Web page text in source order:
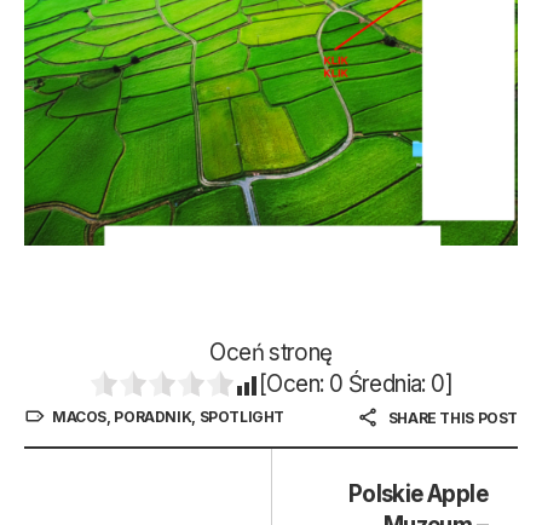
Oceń stronę
[Ocen: 0 Średnia: 0]
MACOS PORADNIK, SPOTLIGHT SHARE THIS POST
Polskie Apple